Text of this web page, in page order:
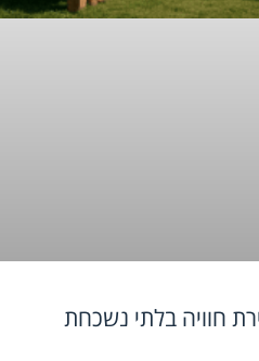
חוויה בלתי נשכחת